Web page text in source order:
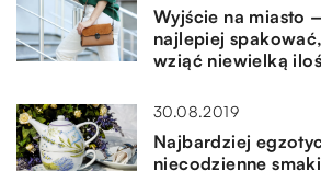
Wyjście na miasto
najlepiej
wziąć niewielką
30.08.2019
Najbardziej
niecodzienne